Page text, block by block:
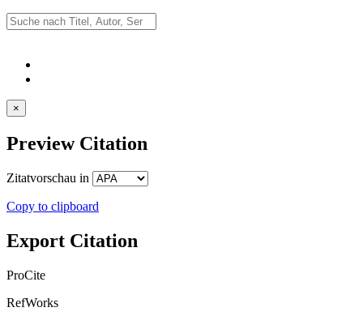
×
Preview Citation
Zitatvorschau in
Copy to clipboard
Export Citation
ProCite
RefWorks